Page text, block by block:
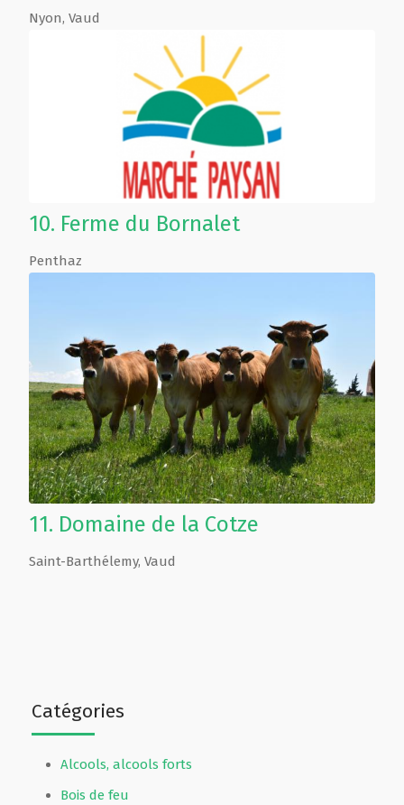
Catégories
Alcools, alcools forts
Bois de feu
Nyon, Vaud
10. Ferme du Bornalet
Penthaz
11. Domaine de la Cotze
Saint-Barthélemy, Vaud